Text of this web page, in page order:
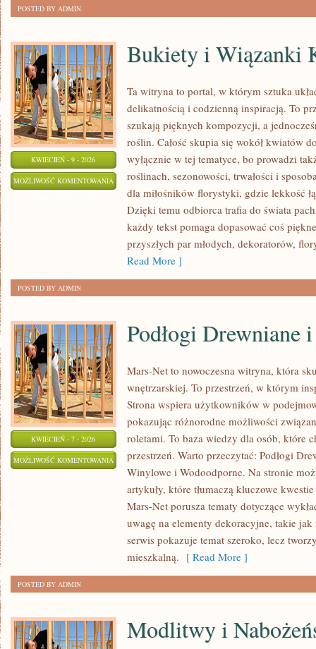
POSTED BY ADMIN
KWIECIEŃ - 9 - 2026
MOŻLIWOŚĆ KOMENTOWANIA BUKIETY
WIĄZANKI
KROK
Bukiety i Wiązanki
Ta witryna to portal, w którym sztuka
delikatnością i codzienną inspiracją. To
szukają pięknych kompozycji, a
roślin. Całość skupia się wokół kwiatów
wyłącznie w tej tematyce, bo prowadzi
roślinach, sezonowości, trwałości i
dla miłośników florystyki, gdzie lekkość
Dzięki temu odbiorca trafia do świata
każdy tekst pomaga dopasować coś
przyszłych par młodych, dekoratorów,
Read More ]
POSTED BY ADMIN
KWIECIEŃ - 7 - 2026
MOŻLIWOŚĆ KOMENTOWANIA PODŁOGI
DREWNIANE
LAMINOWANE
Podłogi Drewniane
Mars-Net to nowoczesna witryna, która
wnętrzarskiej. To przestrzeń, w którym
Strona wspiera użytkowników w
pokazując różnorodne możliwości
roletami. To baza wiedzy dla osób, które
przestrzeń. Warto przeczytać: Podłogi
Winylowe i Wodoodporne. Na stronie
artykuły, które tłumaczą kluczowe
Mars-Net porusza tematy dotyczące
uwagę na elementy dekoracyjne, takie
serwis pokazuje temat szeroko, lecz
mieszkalną. [ Read More ]
POSTED BY ADMIN
Modlitwy i